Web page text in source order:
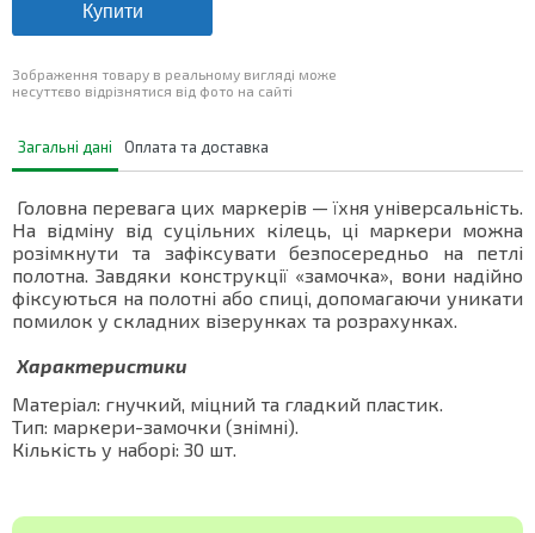
Купити
Зображення товару в реальному вигляді може
несуттєво відрізнятися від фото на сайті
Загальні дані Оплата та доставка
Головна перевага цих маркерів — їхня універсальність.
На відміну від суцільних кілець, ці маркери можна
розімкнути та зафіксувати безпосередньо на петлі
полотна. Завдяки конструкції «замочка», вони надійно
фіксуються на полотні або спиці, допомагаючи уникати
помилок у складних візерунках та розрахунках.
Характеристики
Матеріал: гнучкий, міцний та гладкий пластик.
Тип: маркери-замочки (знімні).
Кількість у наборі: 30 шт.